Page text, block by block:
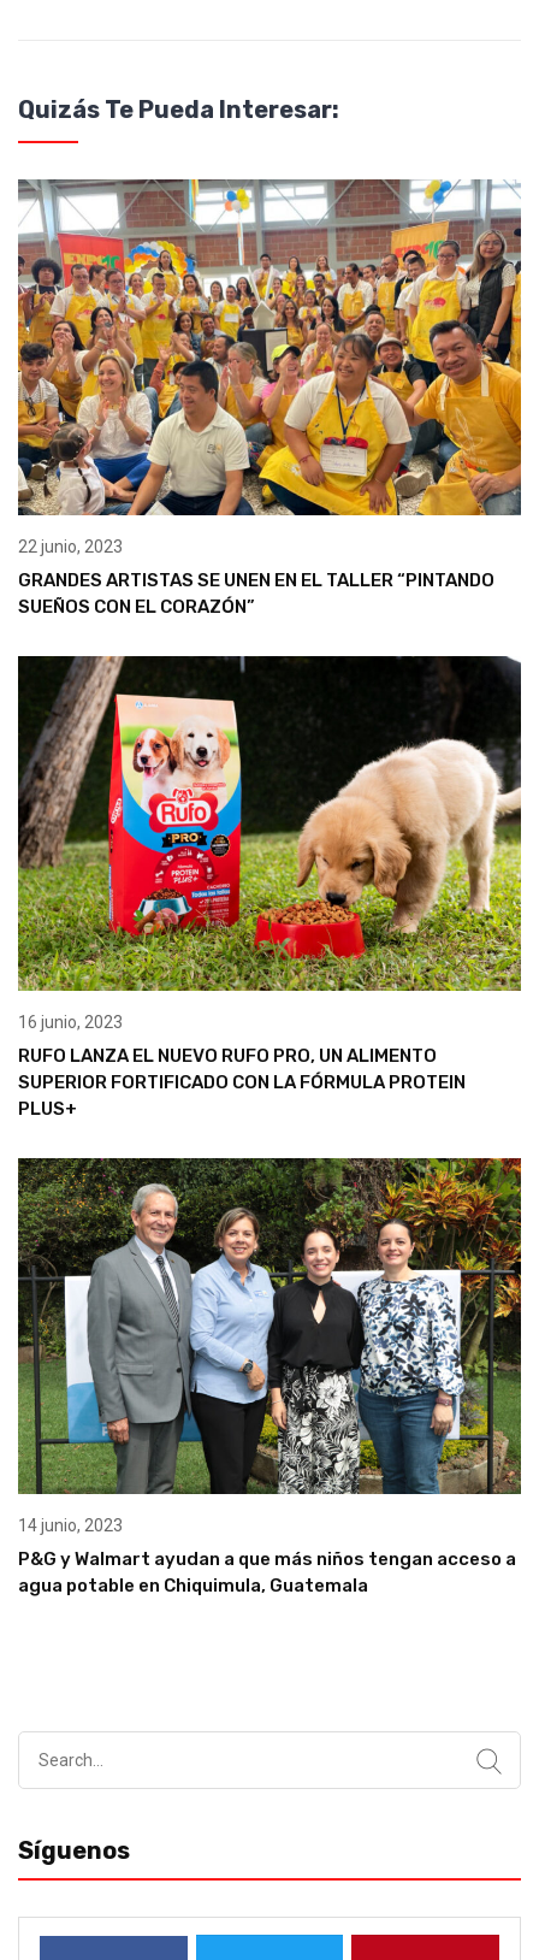
Quizás Te Pueda Interesar:
22 junio, 2023
GRANDES ARTISTAS SE UNEN EN EL TALLER “PINTANDO
SUEÑOS CON EL CORAZÓN”
16 junio, 2023
RUFO LANZA EL NUEVO RUFO PRO, UN ALIMENTO
SUPERIOR FORTIFICADO CON LA FÓRMULA PROTEIN
PLUS+
14 junio, 2023
P&G y Walmart ayudan a que más niños tengan acceso a
agua potable en Chiquimula, Guatemala
Síguenos